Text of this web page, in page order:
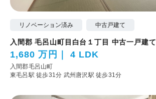
リノベーション済み 中古戸建て
入間郡 毛呂山町目白台１丁目 中古一戸建て
1,680 万円 4 LDK
入間郡毛呂山町
東毛呂駅 徒歩31分 武州唐沢駅 徒歩31分